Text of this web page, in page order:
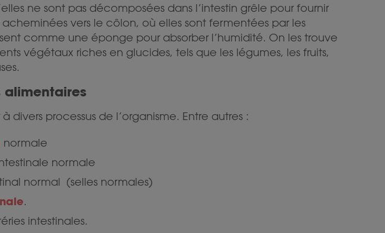
ne sont pas décomposées dans l’intestin grêle pour fournir
acheminées vers le côlon, où elles sont fermentées par les
comme une éponge pour absorber l’humidité. On les trouve
végétaux riches en glucides, tels que les légumes, les fruits,
alimentaires
divers processus de l’organisme. Entre autres :
normale
normale
normal (selles normales)
.
intestinales.